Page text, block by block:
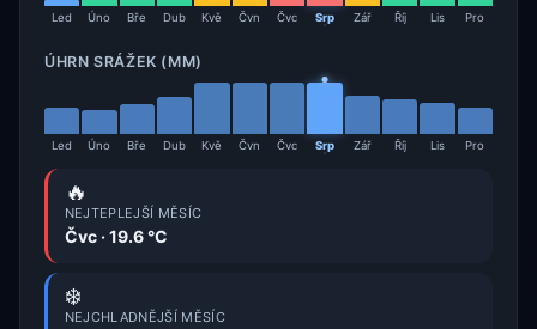
Led Úno Bře Dub Kvě Čvn Čvc Srp Zář Říj Lis Pro
ÚHRN SRÁŽEK (MM)
Led Úno Bře Dub Kvě Čvn Čvc Srp Zář Říj Lis Pro
🔥
NEJTEPLEJŠÍ MĚSÍC
Čvc · 19.6 °C
❄️
NEJCHLADNĚJŠÍ MĚSÍC